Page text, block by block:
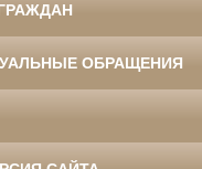
ОБРАЩЕНИЯ